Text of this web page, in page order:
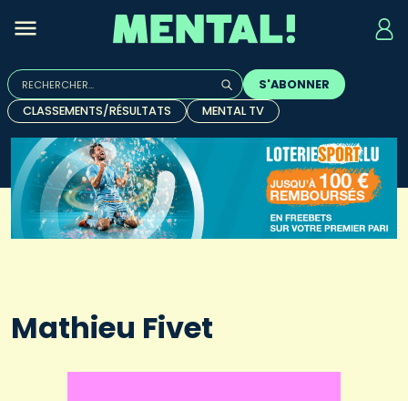
Rechercher :
Quand les résultats de l'auto-complétion sont
S'ABONNER
CLASSEMENTS/RÉSULTATS
MENTAL TV
Mathieu Fivet